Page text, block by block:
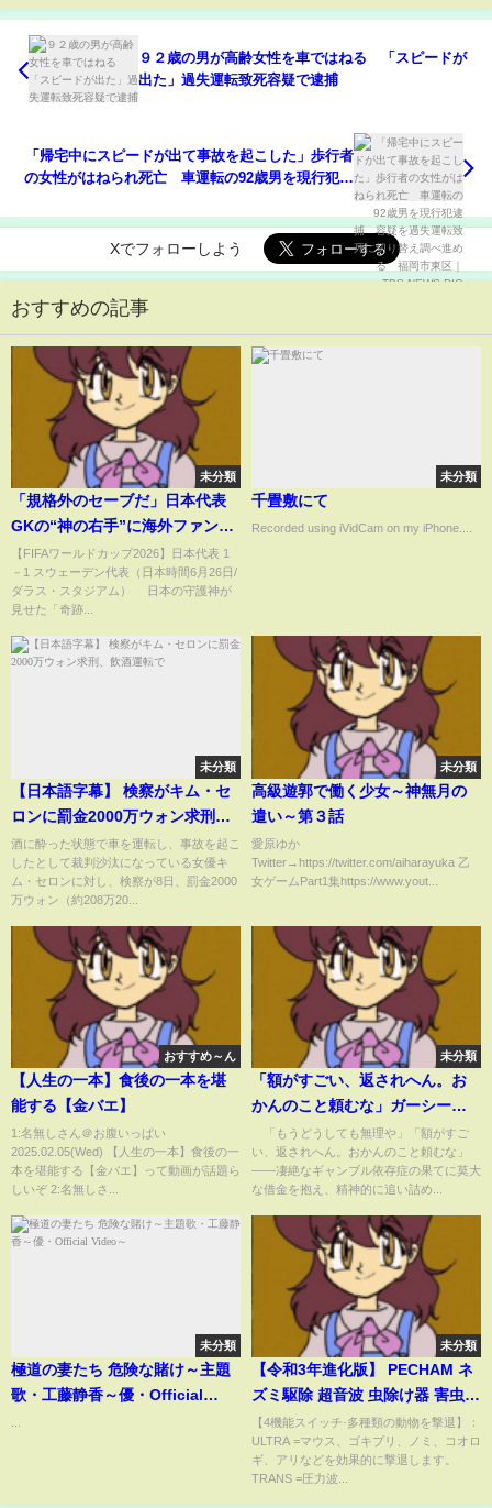
９２歳の男が高齢女性を車ではねる 「スピードが
出た」過失運転致死容疑で逮捕
「帰宅中にスピードが出て事故を起こした」歩行者
の女性がはねられ死亡 車運転の92歳男を現行犯逮
Xでフォローしよう
おすすめの記事
未分類
「規格外のセーブだ」日本代表
GKの“神の右手”に海外ファン熱
狂！「ブラジルはどう点を取
る？」「W杯最高のGKの1人」
(ABEMA TIMES)
【FIFAワールドカップ2026】日本代表 1
－1 スウェーデン代表（日本時間6月26日/
ダラス・スタジアム） 日本の守護神が
見せた「奇跡...
未分類
千畳敷にて
Recorded using iVidCam on my iPhone....
未分類
【日本語字幕】 検察がキム・セ
ロンに罰金2000万ウォン求刑、
飲酒運転で
酒に酔った状態で車を運転し、事故を起こ
したとして裁判沙汰になっている女優キ
ム・セロンに対し、検察が8日、罰金2000
万ウォン（約208万20...
未分類
高級遊郭で働く少女～神無月の
遣い～第３話
愛原ゆか
Twitter→https://twitter.com/aiharayuka 乙
女ゲームPart1集https://www.yout...
おすすめ～ん
【人生の一本】食後の一本を堪
能する【金バエ】
1:名無しさん＠お腹いっぱい
2025.02.05(Wed) 【人生の一本】食後の一
本を堪能する【金バエ】って動画が話題ら
しいぞ 2:名無しさ...
未分類
「額がすごい、返されへん。お
かんのこと頼むな」ガーシーの
実妹、兄から届いた限界のLINE
を明かす「父はギャンブル依存
症で自殺した。兄ちゃんも同じ
「もうどうしても無理や」「額がすご
い、返されへん。おかんのこと頼むな」
――凄絶なギャンブル依存症の果てに莫大
な借金を抱え、精神的に追い詰め...
未分類
極道の妻たち 危険な賭け～主題
歌・工藤静香～優・Official
未分類
【令和3年進化版】 PECHAM ネ
ズミ駆除 超音波 虫除け器 害虫駆
除器 ネズミ撃退器 電磁波 ダブル
スピーカー 業界最大有効範囲
300㎡ 鼠/ゴキブリ/虫/アリ/ノミ/
【4機能スイッチ·多種類の動物を撃退】：
ULTRA =マウス、ゴキブリ、ノミ、コオロ
ギ、アリなどを効果的に撃退します。
TRANS =圧力波...